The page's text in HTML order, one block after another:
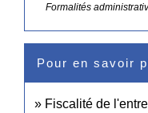
Formalités
Pour en savoir
Fiscalité de